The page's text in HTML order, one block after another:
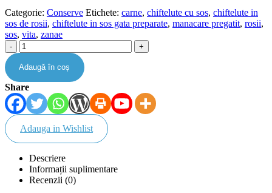
Categorie: Conserve Etichete: carne, chiftelute cu sos, chiftelute in
sos de rosii, chiftelute in sos gata preparate, manacare pregatit, rosii,
sos, vita, zanae
- +
Adaugă în coș
Share
Adauga in Wishlist
Descriere
Informații suplimentare
Recenzii (0)